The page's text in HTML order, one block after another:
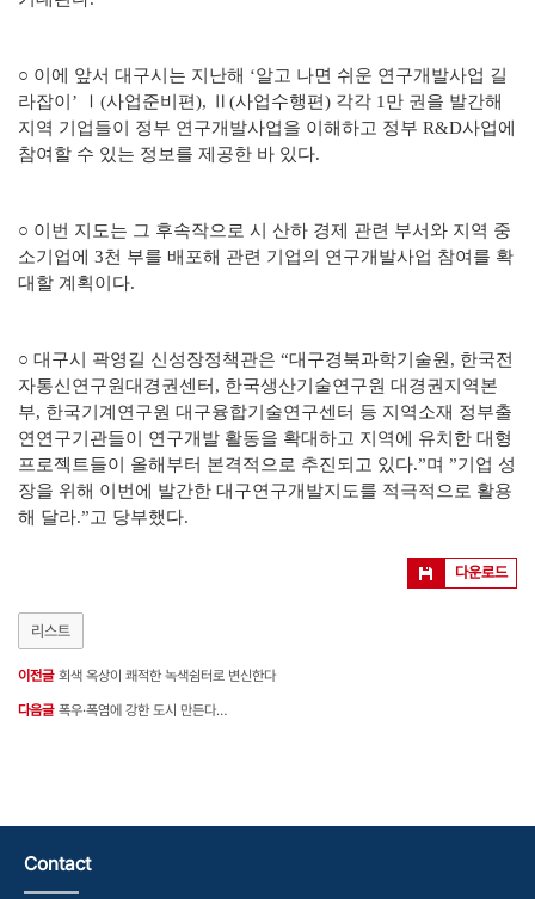
○ 이에 앞서 대구시는 지난해 ‘알고 나면 쉬운 연구개발사업 길
라잡이 ’
Ⅰ(사업준비편), Ⅱ(사업수행편) 각각 1만 권을 발간해
지역 기업들이
정부 연구개발사업을 이해하고 정부 R&D사업에
참여할 수 있는 정보를 제공한 바 있다.
○ 이번 지도는 그 후속작으로 시 산하 경제 관련 부서와 지역 중
소기업에 3천 부를 배포해 관련 기업의 연구개발사업 참여를 확
대할 계획이다.
○ 대구시 곽영길 신성장정책관은 “대구경북과학기술원, 한국전
자통신 연구원대경권센터, 한국생산기술연구원 대경권지역본
부, 한국기계연구원 대구융합기술연구센터 등 지역소재 정부출
연연구기관들이 연구개발 활동을 확대하고 지역에 유치한 대형
프로젝트들이 올해 부터 본격적으로 추진되고 있다.”며 ”기업 성
장을 위해 이번에 발간한 대구연구개발지도를 적극적으로 활용
해 달라.”고 당부했다.
다운로드
리스트
이전글 회색 옥상이 쾌적한 녹색쉼터로 변신한다
다음글 폭우·폭염에 강한 도시 만든다…
Contact